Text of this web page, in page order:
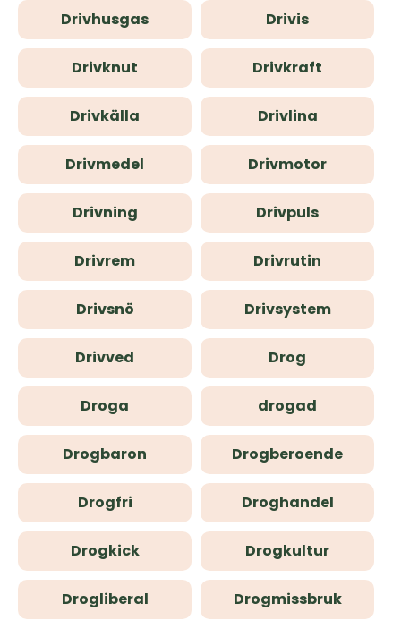
Drivhusgas Drivis
Drivknut Drivkraft
Drivkälla Drivlina
Drivmedel Drivmotor
Drivning Drivpuls
Drivrem Drivrutin
Drivsnö Drivsystem
Drivved Drog
Droga drogad
Drogbaron Drogberoende
Drogfri Droghandel
Drogkick Drogkultur
Drogliberal Drogmissbruk